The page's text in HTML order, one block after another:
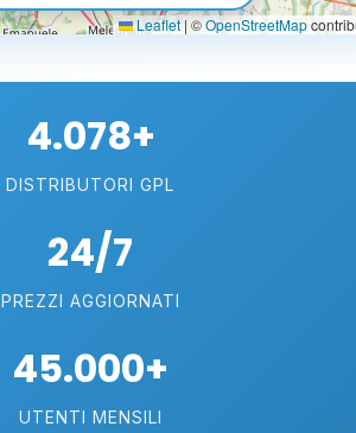
Leaflet | ©OpenStreetMap
4.078+
DISTRIBUTORI GPL
24/7
PREZZI AGGIORNATI
45.000+
UTENTI MENSILI